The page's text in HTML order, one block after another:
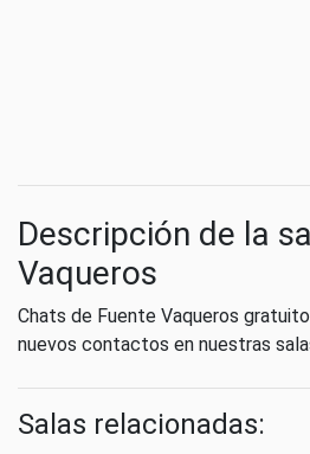
Descripción de la
Vaqueros
Chats de Fuente Vaqueros
nuevos contactos en nuestras
Salas relacionadas: